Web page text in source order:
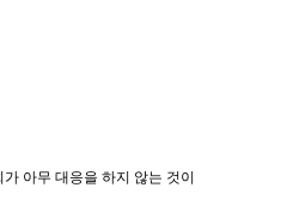
아무 대응을 하지 않는 것이